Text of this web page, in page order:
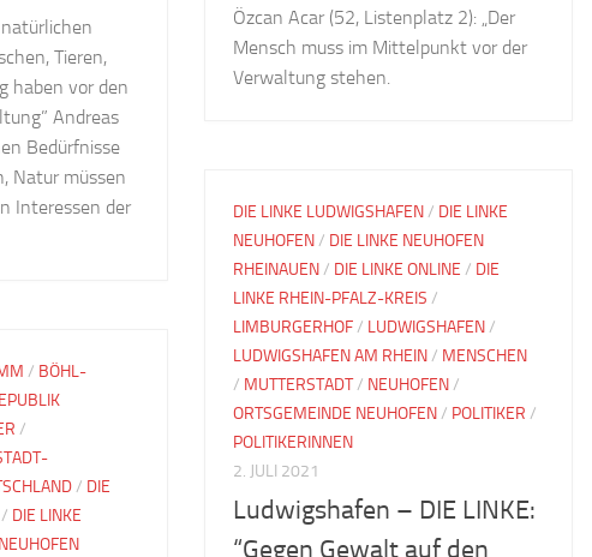
Tieren,
haben vor den
Andreas
Bedürfnisse
Natur müssen
Interessen der
Özcan Acar (52, Listenplatz 2): „Der
Mensch muss im Mittelpunkt vor der
Verwaltung stehen.
DIE LINKE LUDWIGSHAFEN/ DIE LINKE
NEUHOFEN/ DIE LINKE NEUHOFEN
RHEINAUEN/ DIE LINKE ONLINE / DIE
LINKE RHEIN-PFALZ-KREIS /
LIMBURGERHOF/ LUDWIGSHAFEN/
LUDWIGSHAFEN AM RHEIN/ MENSCHEN
/ MUTTERSTADT/ NEUHOFEN/
ORTSGEMEINDE NEUHOFEN/ POLITIKER /
POLITIKERINNEN
2. JULI 2021
Ludwigshafen – DIE LINKE:
“Gegen Gewalt auf den
/ BÖHL-
/
/ DIE
DIE LINKE